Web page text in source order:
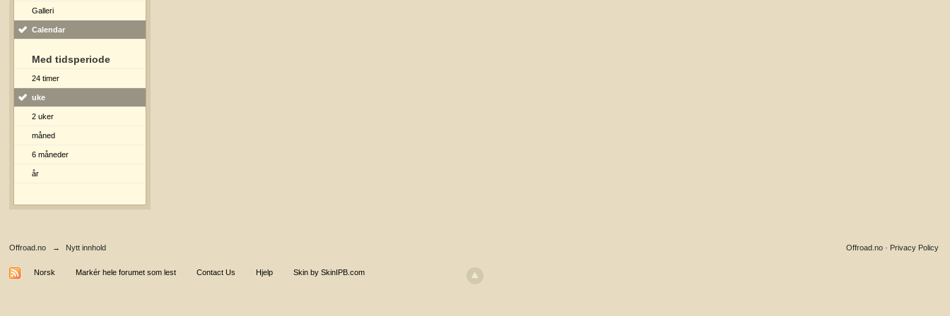
Galleri
Calendar
Med tidsperiode
24 timer
uke
2 uker
måned
6 måneder
år
Offroad.no → Nytt innhold Privacy Policy
Offroad.no ·
Norsk Markér hele forumet som lest Contact Us Hjelp Skin by SkinIPB.com